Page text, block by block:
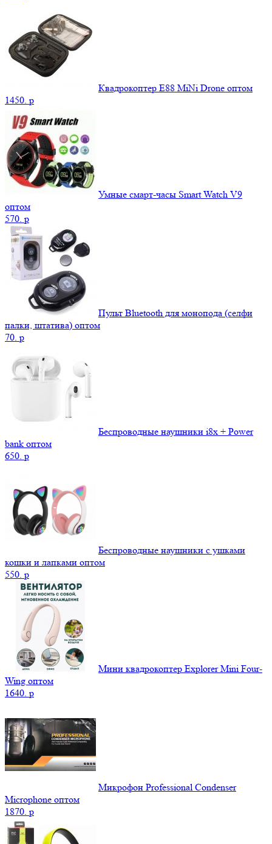
Квадрокоптер E88 MiNi Drone оптом
1450. p
Умные смарт-часы Smart Watch V9
оптом
570. p
Пульт Bluetooth для монопода (селфи
палки, штатива) оптом
70. p
Беспроводные наушники i8x + Power
bank оптом
650. p
Беспроводные наушники с ушками
кошки и лапками оптом
550. p
Мини квадрокоптер Explorer Mini Four-
Wing оптом
1640. p
Микрофон Professional Condenser
Microphone оптом
1870. p